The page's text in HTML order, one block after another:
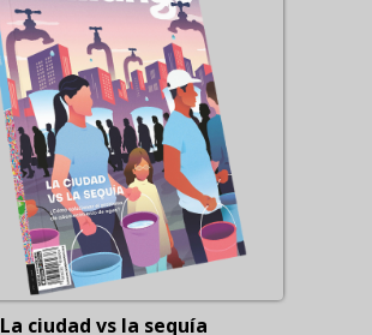
La ciudad vs la sequía